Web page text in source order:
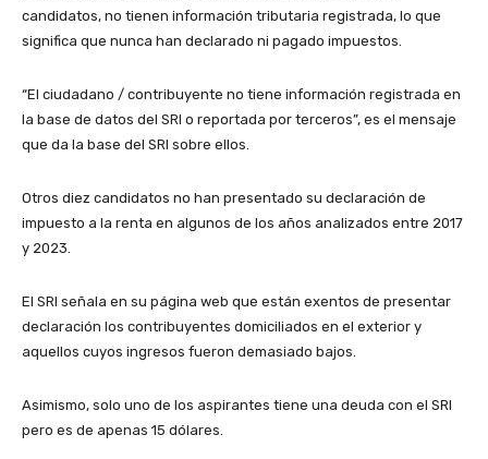
candidatos, no tienen información tributaria registrada, lo que
significa que nunca han declarado ni pagado impuestos.
“El ciudadano / contribuyente no tiene información registrada en
la base de datos del SRI o reportada por terceros”, es el mensaje
que da la base del SRI sobre ellos.
Otros diez candidatos no han presentado su declaración de
impuesto a la renta en algunos de los años analizados entre 2017
y 2023.
El SRI señala en su página web que están exentos de presentar
declaración los contribuyentes domiciliados en el exterior y
aquellos cuyos ingresos fueron demasiado bajos.
Asimismo, solo uno de los aspirantes tiene una deuda con el SRI
pero es de apenas 15 dólares.